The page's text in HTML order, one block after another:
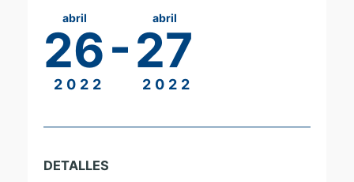
abril
26
2022
-
abril
27
2022
DETALLES